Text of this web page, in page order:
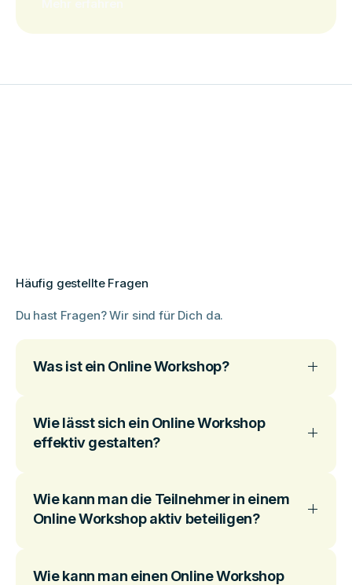
Häufig gestellte Fragen
Du hast Fragen? Wir sind für Dich da.
Was ist ein Online Workshop?
Wie lässt sich ein Online Workshop
effektiv gestalten?
Wie kann man die Teilnehmer in einem
Online Workshop aktiv beteiligen?
Wie kann man einen Online Workshop